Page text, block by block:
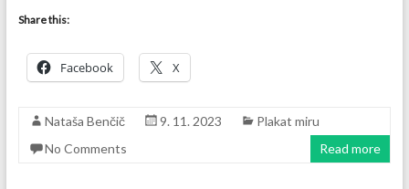
Share this:
Facebook X
Nataša Benčič 9. 11. 2023
Plakat miru
No Comments
Read more